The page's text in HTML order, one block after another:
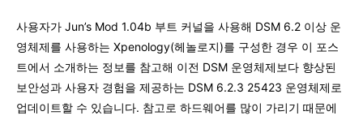
사용자가 Jun’s Mod 1.04b 부트 커널을 사용해 DSM 6.2 이상 운
영체제를 사용하는 Xpenology(헤놀로지)를 구성한 경우 이 포스
트에서 소개하는 정보를 참고해 이전 DSM 운영체제보다 향상된
보안성과 사용자 경험을 제공하는 DSM 6.2.3 25423 운영체제로
업데이트할 수 있습니다. 참고로 하드웨어를 많이 가리기 때문에